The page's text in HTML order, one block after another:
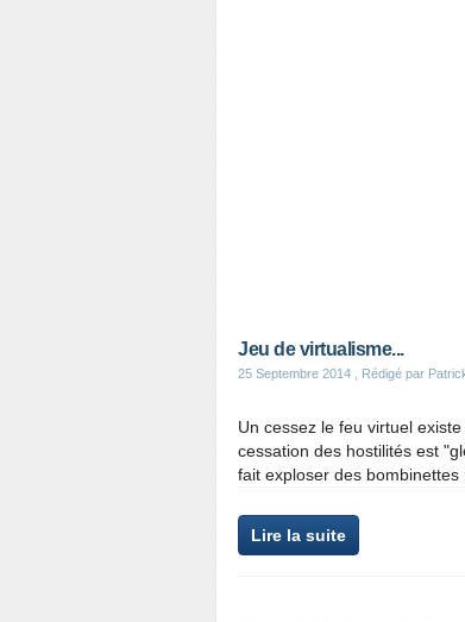
Jeu de virtualisme...
25 Septembre 2014 , Rédigé par
Un cessez le feu virtuel
cessation des hostilités est
fait exploser des bombinettes
Lire la suite